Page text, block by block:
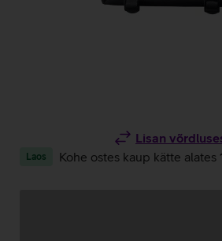
Lisan
Laos Kohe ostes kaup kätte alates